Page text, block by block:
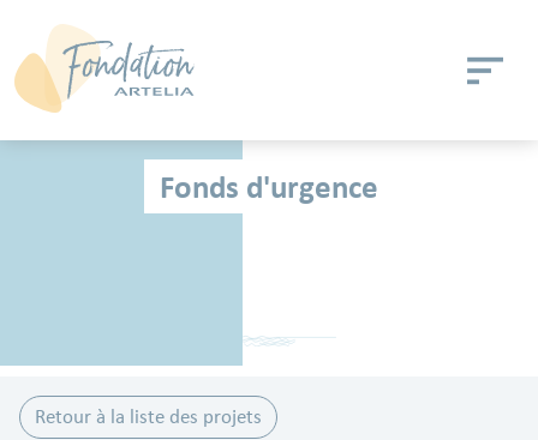
Fonds d'urgence
Retour à la liste des projets